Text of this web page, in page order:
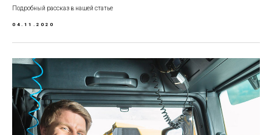
Подробный рассказ в нашей статье
04.11.2020